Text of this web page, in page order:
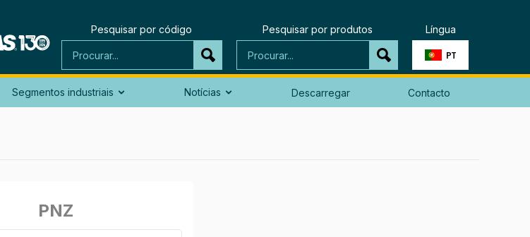
Pesquisar por código Pesquisar por produtos Língua
PT
Segmentos industriais  Notícias  Descarregar Contacto
PNZ